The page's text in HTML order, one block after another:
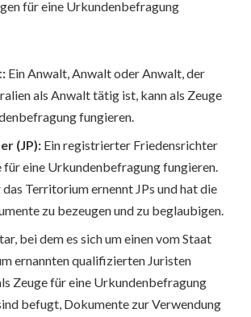
für eine Urkundenbefragung
Ein Anwalt, Anwalt oder Anwalt, der
als Anwalt tätig ist, kann als Zeuge
fungieren.
(JP): Ein registrierter Friedensrichter
für eine Urkundenbefragung fungieren.
Territorium ernennt JPs und hat die
zu bezeugen und zu beglaubigen.
bei dem es sich um einen vom Staat
ernannten qualifizierten Juristen
Zeuge für eine Urkundenbefragung
befugt, Dokumente zur Verwendung